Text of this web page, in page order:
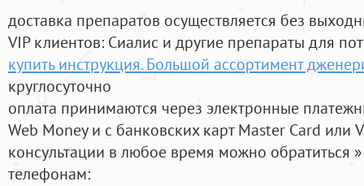
доставка препаратов осуществляется без
VIP клиентов: Сиалис и другие препараты для
купить инструкция. Большой ассортимент
круглосуточно
оплата принимаются через электронные
Web Money и с банковских карт Master Card или
консультации в любое время можно обратиться
телефонам: